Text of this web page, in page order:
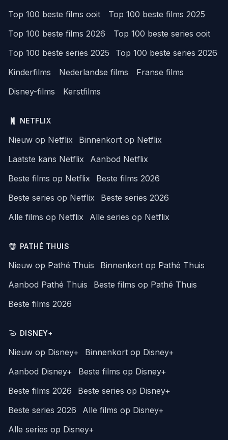
Top 100 beste films ooit
Top 100 beste films 2025
Top 100 beste films 2026
Top 100 beste series ooit
Top 100 beste series 2025
Top 100 beste series 2026
Kinderfilms
Nederlandse films
Franse films
Disney-films
Kerstfilms
NETFLIX
Nieuw op Netflix
Binnenkort op Netflix
Laatste kans Netflix
Aanbod Netflix
Beste films op Netflix
Beste films 2026
Beste series op Netflix
Beste series 2026
Alle films op Netflix
Alle series op Netflix
PATHÉ THUIS
Nieuw op Pathé Thuis
Binnenkort op Pathé Thuis
Aanbod Pathé Thuis
Beste films op Pathé Thuis
Beste films 2026
DISNEY+
Nieuw op Disney+
Binnenkort op Disney+
Aanbod Disney+
Beste films op Disney+
Beste films 2026
Beste series op Disney+
Beste series 2026
Alle films op Disney+
Alle series op Disney+